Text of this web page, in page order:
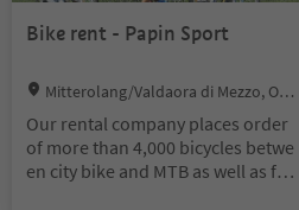
Bike rent - Papin Sport
Location:
Mitterolang/Valdaora di Mezzo, Ola
latz/Plan de Corones
Our rental company places order
of more than 4,000 bicycles betwe
en city bike and MTB as well as foll